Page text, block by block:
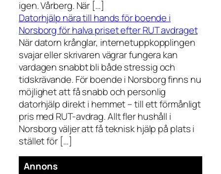
igen. Vårberg. När […]
Datorhjälp nära till hands för boende i
Norsborg för halva priset efter RUT avdraget
När datorn krånglar, internetuppkopplingen
svajar eller skrivaren vägrar fungera kan
vardagen snabbt bli både stressig och
tidskrävande. För boende i Norsborg finns nu
möjlighet att få snabb och personlig
datorhjälp direkt i hemmet – till ett förmånligt
pris med RUT-avdrag. Allt fler hushåll i
Norsborg väljer att få teknisk hjälp på plats i
stället för […]
Annons